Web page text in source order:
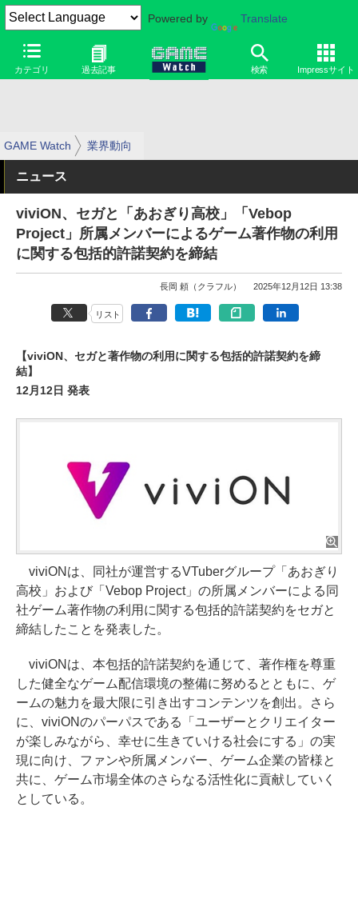
Powered by Translate
カテゴリ 過去記事 検索 Impressサイト
GAME Watch 業界動向
ニュース
viviON、セガと「あおぎり高校」「Vebop
Project」所属メンバーによるゲーム著作物の利用
に関する包括的許諾契約を締結
長岡 頼（クラフル） 2025年12月12日 13:38
リスト
【viviON、セガと著作物の利用に関する包括的許諾契約を締
結】
12月12日 発表
viviONは、同社が運営するVTuberグループ「あおぎり
高校」および「Vebop Project」の所属メンバーによる同
社ゲーム著作物の利用に関する包括的許諾契約をセガと
締結したことを発表した。
viviONは、本包括的許諾契約を通じて、著作権を尊重
した健全なゲーム配信環境の整備に努めるとともに、ゲ
ームの魅力を最大限に引き出すコンテンツを創出。さら
に、viviONのパーパスである「ユーザーとクリエイター
が楽しみながら、幸せに生きていける社会にする」の実
現に向け、ファンや所属メンバー、ゲーム企業の皆様と
共に、ゲーム市場全体のさらなる活性化に貢献していく
としている。